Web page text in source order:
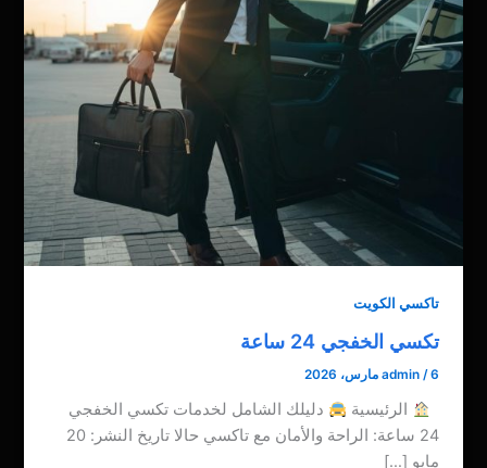
تاكسي الكويت
تكسي الخفجي 24 ساعة
admin /6 مارس، 2026
الرئيسية
دليلك الشامل لخدمات تكسي الخفجي
24 ساعة: الراحة والأمان مع تاكسي حالا تاريخ النشر: 20
مايو […]